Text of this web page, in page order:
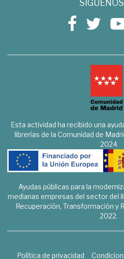
Esta actividad ha recibido una
librerías de la Comunidad de
2024
Ayudas públicas para la
medianas empresas del sector del
Recuperación, Transformación y
2022.
Política de privacidad